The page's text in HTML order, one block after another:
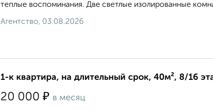
теплые воспоминания. Две светлые изолированные
Агентство, 03.08.2026
1-к квартира, на длительный срок, 40м², 8/16
20 000 ₽ в месяц